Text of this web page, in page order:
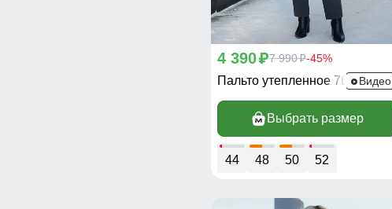
4 390p7 990p-45%
Пальто утепленное 7638KВидео
Выбрать размер
44 48 50 52